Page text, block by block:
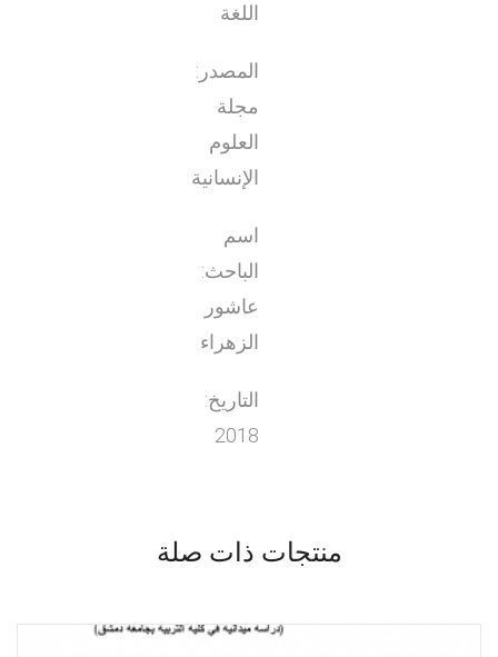
اللغة
المصدر:
مجلة
العلوم
الإنسانية
اسم
الباحث:
عاشور
الزهراء
التاريخ:
2018
منتجات ذات صلة